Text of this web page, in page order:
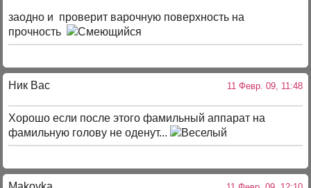
заодно и проверит варочную поверхность на
прочность
Ник Вас 11 Февр. 09, 11:48
Хорошо если после этого фамильный аппарат на
фамильную голову не оденут...